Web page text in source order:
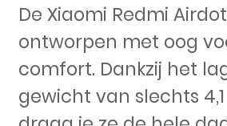
De Xiaomi Redmi
ontworpen met oog
comfort. Dankzij het
gewicht van slechts